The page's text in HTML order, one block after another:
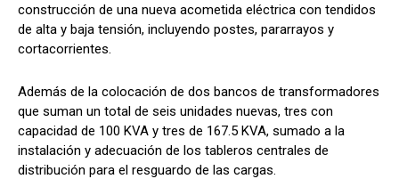
construcción de una nueva acometida eléctrica con tendidos
de alta y baja tensión, incluyendo postes, pararrayos y
cortacorrientes.
Además de la colocación de dos bancos de transformadores
que suman un total de seis unidades nuevas, tres con
capacidad de 100 KVA y tres de 167.5 KVA, sumado a la
instalación y adecuación de los tableros centrales de
distribución para el resguardo de las cargas.